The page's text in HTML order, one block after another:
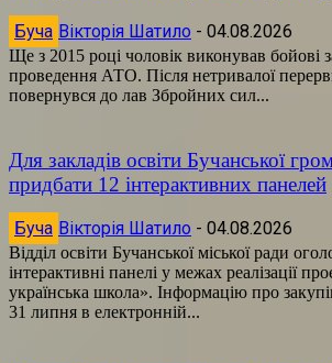
Буча Вікторія Шатило - 04.08.2026
Ще з 2015 році чоловік виконував бойові
проведення АТО. Після нетривалої
повернувся до лав Збройних сил...
Для закладів освіти Бучанської
придбати 12 інтерактивних панелей
Буча Вікторія Шатило - 04.08.2026
Відділ освіти Бучанської міської ради
інтерактивні панелі у межах реалізації
українська школа». Інформацію про
31 липня в електронній...